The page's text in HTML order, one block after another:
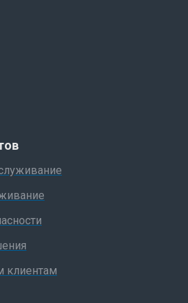
рабочих групп
печать (вплоть до А3) на
лотком).
для бумаги (до 5-ти)
листов - многоцелевой
для двусторонней
подключения с
характеристиками,
диска и других средств
трех слотов с
клиентам